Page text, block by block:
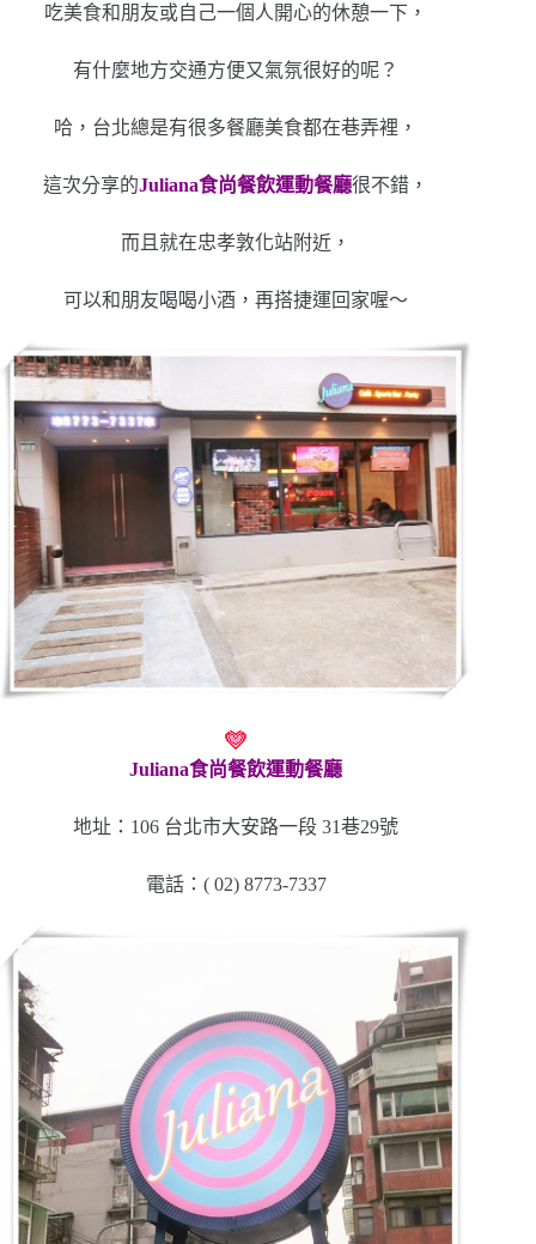
吃美食和朋友或自己一個人開心的休憩一下，
有什麼地方交通方便又氣氛很好的呢？
哈，台北總是有很多餐廳美食都在巷弄裡，
這次分享的Juliana食尚餐飲運動餐廳很不錯，
而且就在忠孝敦化站附近，
可以和朋友喝喝小酒，再搭捷運回家喔～
Juliana食尚餐飲運動餐廳
地址：106 台北市大安路一段 31巷29號
電話：( 02) 8773-7337